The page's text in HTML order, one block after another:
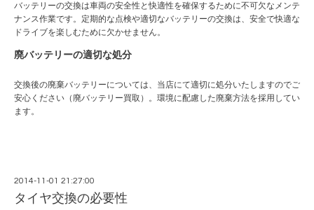
バッテリーの交換は車両の安全性と快適性を確保するために不可欠なメンテ
ナンス作業です。定期的な点検や適切なバッテリーの交換は、安全で快適な
ドライブを楽しむために欠かせません。
廃バッテリーの適切な処分
交換後の廃棄バッテリーについては、当店にて適切に処分いたしますのでご
安心ください（ 廃バッテリー買取 ）。環境に配慮した廃棄方法を採用してい
ます。
2014-11-01 21:27:00
タイヤ交換の必要性